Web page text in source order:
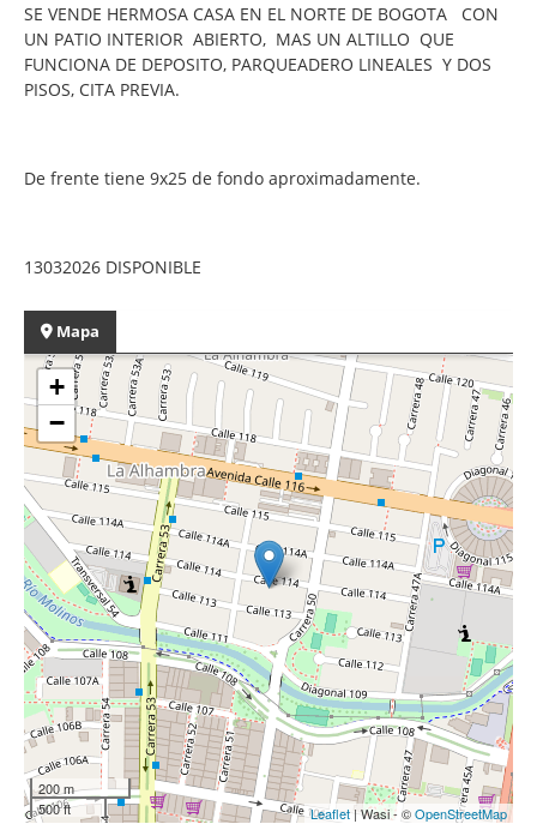
SE VENDE HERMOSA CASA EN EL NORTE DE BOGOTA CON
UN PATIO INTERIOR ABIERTO, MAS UN ALTILLO QUE
FUNCIONA DE DEPOSITO, PARQUEADERO LINEALES Y DOS
PISOS, CITA PREVIA.
De frente tiene 9x25 de fondo aproximadamente.
13032026 DISPONIBLE
Mapa
+
−
200 m
500 ft
Leaflet| Wasi - ©OpenStreetMap